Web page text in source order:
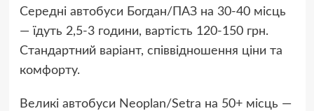
Середні автобуси Богдан/ПАЗ на 30-40 місць
— їдуть 2,5-3 години, вартість 120-150 грн.
Стандартний варіант, співвідношення ціни та
комфорту.
Великі автобуси Neoplan/Setra на 50+ місць —